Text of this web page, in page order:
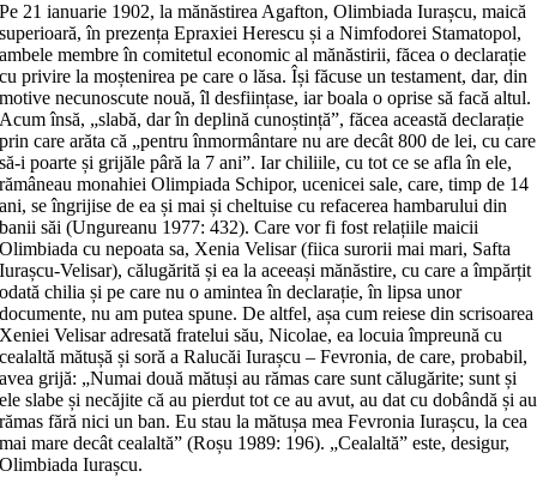
Pe 21 ianuarie 1902, la mănăstirea Agafton, Olimbiada Iurașcu, maică
superioară, în prezența Epraxiei Herescu și a Nimfodorei Stamatopol,
ambele membre în comitetul economic al mănăstirii, făcea o declarație
cu privire la moștenirea pe care o lăsa. Își făcuse un testament, dar, din
motive necunoscute nouă, îl desființase, iar boala o oprise să facă altul.
Acum însă, „slabă, dar în deplină cunoștință”, făcea această declarație
prin care arăta că „pentru înmormântare nu are decât 800 de lei, cu care
să-i poarte și grijăle pâră la 7 ani”. Iar chiliile, cu tot ce se afla în ele,
rămâneau monahiei Olimpiada Schipor, ucenicei sale, care, timp de 14
ani, se îngrijise de ea și mai și cheltuise cu refacerea hambarului din
banii săi (Ungureanu 1977: 432). Care vor fi fost relațiile maicii
Olimbiada cu nepoata sa, Xenia Velisar (fiica surorii mai mari, Safta
Iurașcu-Velisar), călugărită și ea la aceeași mănăstire, cu care a împărțit
odată chilia și pe care nu o amintea în declarație, în lipsa unor
documente, nu am putea spune. De altfel, așa cum reiese din scrisoarea
Xeniei Velisar adresată fratelui său, Nicolae, ea locuia împreună cu
cealaltă mătușă și soră a Ralucăi Iurașcu – Fevronia, de care, probabil,
avea grijă: „Numai două mătuși au rămas care sunt călugărite; sunt și
ele slabe și necăjite că au pierdut tot ce au avut, au dat cu dobândă și au
rămas fără nici un ban. Eu stau la mătușa mea Fevronia Iurașcu, la cea
mai mare decât cealaltă” (Roșu 1989: 196). „Cealaltă” este, desigur,
Olimbiada Iurașcu.